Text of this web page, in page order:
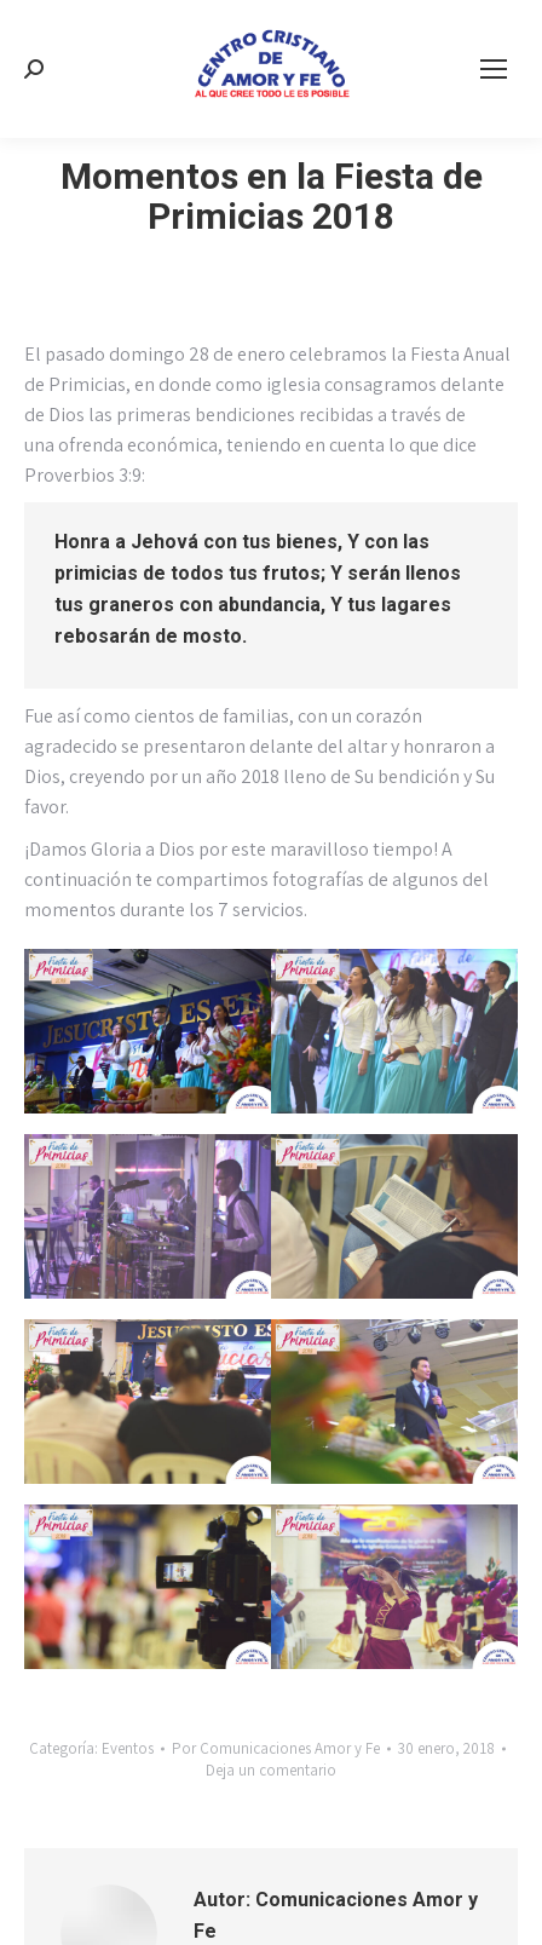
Buscar:
Momentos en la Fiesta de
Primicias 2018
El pasado domingo 28 de enero celebramos la Fiesta Anual
de Primicias, en donde como iglesia consagramos delante
de Dios las primeras bendiciones recibidas a través de
una ofrenda económica, teniendo en cuenta lo que dice
Proverbios 3:9:
Honra a Jehová con tus bienes, Y con las
primicias de todos tus frutos; Y serán llenos
tus graneros con abundancia, Y tus lagares
rebosarán de mosto.
Fue así como cientos de familias, con un corazón
agradecido se presentaron delante del altar y honraron a
Dios, creyendo por un año 2018 lleno de Su bendición y Su
favor.
¡Damos Gloria a Dios por este maravilloso tiempo! A
continuación te compartimos fotografías de algunos del
momentos durante los 7 servicios.
Categoría: Eventos Por Comunicaciones Amor y Fe
30 enero, 2018
Deja un comentario
Autor: Comunicaciones Amor y
Fe